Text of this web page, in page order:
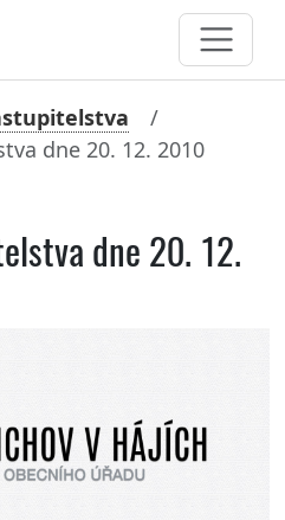
dne 20. 12. 2010
dne 20. 12.